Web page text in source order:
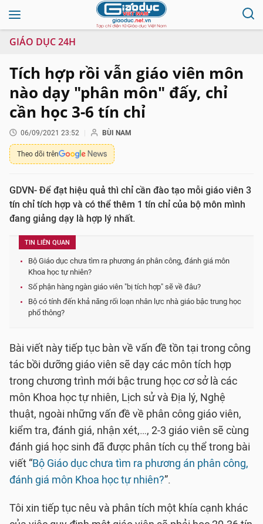
GIÁO DỤC 24H
Tích hợp rồi vẫn giáo viên môn
nào dạy "phân môn" đấy, chỉ
cần học 3-6 tín chỉ
06/09/2021 23:52 BÙI NAM
Theo dõi trên
GDVN- Để đạt hiệu quả thì chỉ cần đào tạo mỗi giáo viên 3
tín chỉ tích hợp và có thể thêm 1 tín chỉ của bộ môn mình
đang giảng dạy là hợp lý nhất.
TIN LIÊN QUAN
Bộ Giáo dục chưa tìm ra phương án phân công, đánh giá môn
Khoa học tự nhiên?
Số phận hàng ngàn giáo viên "bị tích hợp" sẽ về đâu?
Bộ có tính đến khả năng rối loạn nhân lực nhà giáo bậc trung học
phổ thông?
Bài viết này tiếp tục bàn về vấn đề tồn tại trong công
tác bồi dưỡng giáo viên sẽ dạy các môn tích hợp
trong chương trình mới bậc trung học cơ sở là các
môn Khoa học tự nhiên, Lịch sử và Địa lý, Nghệ
thuật, ngoài những vấn đề về phân công giáo viên,
kiểm tra, đánh giá, nhận xét,…, 2-3 giáo viên sẽ cùng
đánh giá học sinh đã được phân tích cụ thể trong bài
viết “Bộ Giáo dục chưa tìm ra phương án phân công,
đánh giá môn Khoa học tự nhiên?”.
Tôi xin tiếp tục nêu và phân tích một khía cạnh khác